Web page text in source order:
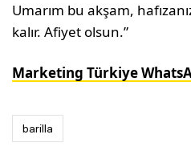
Umarım bu akşam,
kalır. Afiyet olsun.”
Marketing Türkiye
barilla